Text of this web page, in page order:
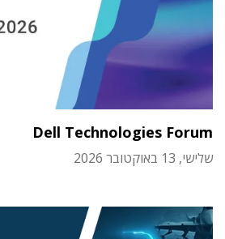
Dell Technologies Forum
שלישי, 13 באוקטובר 2026